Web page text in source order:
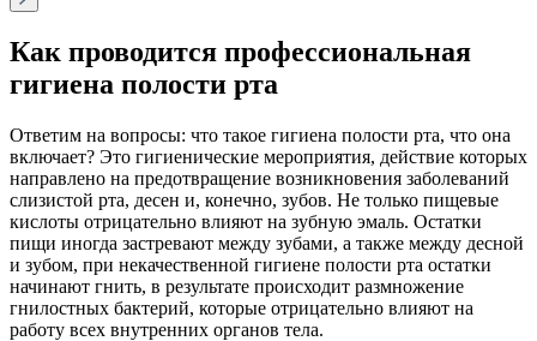
Как проводится профессиональная
гигиена полости рта
Ответим на вопросы: что такое гигиена полости рта, что она
включает? Это гигиенические мероприятия, действие которых
направлено на предотвращение возникновения заболеваний
слизистой рта, десен и, конечно, зубов. Не только пищевые
кислоты отрицательно влияют на зубную эмаль. Остатки
пищи иногда застревают между зубами, а также между десной
и зубом, при некачественной гигиене полости рта остатки
начинают гнить, в результате происходит размножение
гнилостных бактерий, которые отрицательно влияют на
работу всех внутренних органов тела.